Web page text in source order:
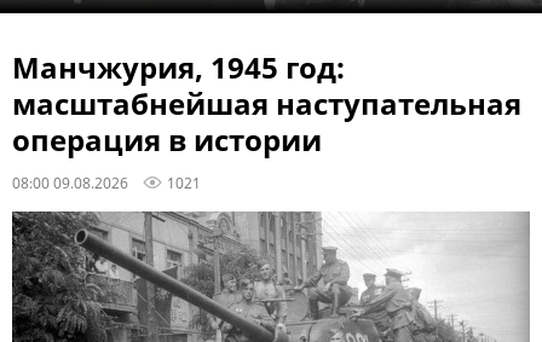
Манчжурия, 1945 год:
масштабнейшая наступательная
операция в истории
08:00 09.08.2026 1021